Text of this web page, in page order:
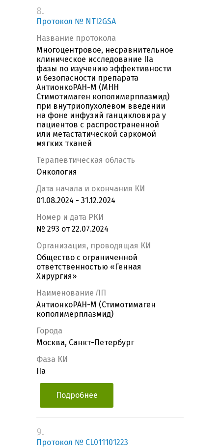
8.
Протокол № NTI2GSA
Название протокола
Многоцентровое, несравнительное
клиническое исследование IIа
фазы по изучению эффективности
и безопасности препарата
АнтионкоРАН-М (МНН
Стимотимаген кополимерплазмид)
при внутриопухолевом введении
на фоне инфузий ганцикловира у
пациентов с распространенной
или метастатической саркомой
мягких тканей
Терапевтическая область
Онкология
Дата начала и окончания КИ
01.08.2024 - 31.12.2024
Номер и дата РКИ
№ 293 от 22.07.2024
Организация, проводящая КИ
Общество с ограниченной
ответственностью «Генная
Хирургия»
Наименование ЛП
АнтионкоРАН-М (Стимотимаген
кополимерплазмид)
Города
Москва, Санкт-Петербург
Фаза КИ
IIa
Подробнее
9.
Протокол № CL011101223